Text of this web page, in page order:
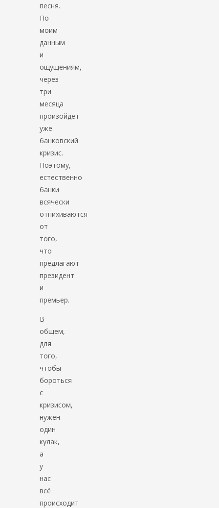
песня.
По
моим
данным
и
ощущениям,
через
три
месяца
произойдёт
уже
банковский
кризис.
Поэтому,
естественно
банки
всячески
отпихиваются
от
того,
что
предлагают
президент
и
премьер.
В
общем,
для
того,
чтобы
бороться
с
кризисом,
нужен
один
кулак,
а
у
нас
всё
происходит